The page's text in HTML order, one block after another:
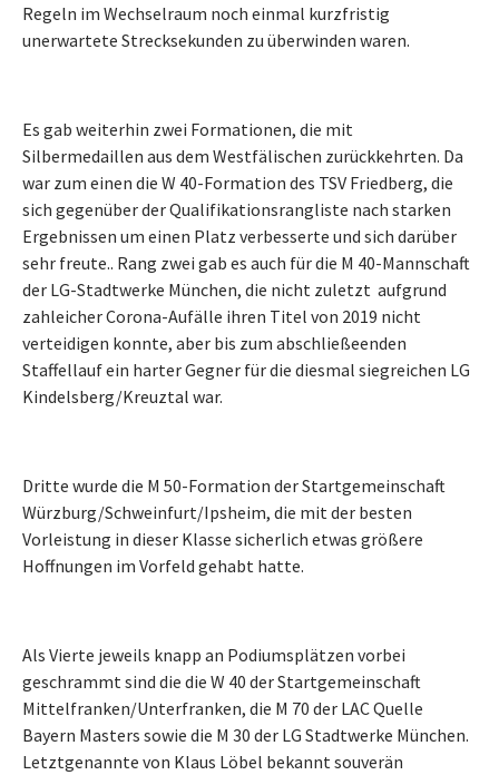
Regeln im Wechselraum noch einmal kurzfristig
unerwartete Strecksekunden zu überwinden waren.
Es gab weiterhin zwei Formationen, die mit
Silbermedaillen aus dem Westfälischen zurückkehrten. Da
war zum einen die W 40-Formation des TSV Friedberg, die
sich gegenüber der Qualifikationsrangliste nach starken
Ergebnissen um einen Platz verbesserte und sich darüber
sehr freute.. Rang zwei gab es auch für die M 40-Mannschaft
der LG-Stadtwerke München, die nicht zuletzt aufgrund
zahleicher Corona-Aufälle ihren Titel von 2019 nicht
verteidigen konnte, aber bis zum abschließeenden
Staffellauf ein harter Gegner für die diesmal siegreichen LG
Kindelsberg/Kreuztal war.
Dritte wurde die M 50-Formation der Startgemeinschaft
Würzburg/Schweinfurt/Ipsheim, die mit der besten
Vorleistung in dieser Klasse sicherlich etwas größere
Hoffnungen im Vorfeld gehabt hatte.
Als Vierte jeweils knapp an Podiumsplätzen vorbei
geschrammt sind die die W 40 der Startgemeinschaft
Mittelfranken/Unterfranken, die M 70 der LAC Quelle
Bayern Masters sowie die M 30 der LG Stadtwerke München.
Letztgenannte von Klaus Löbel bekannt souverän